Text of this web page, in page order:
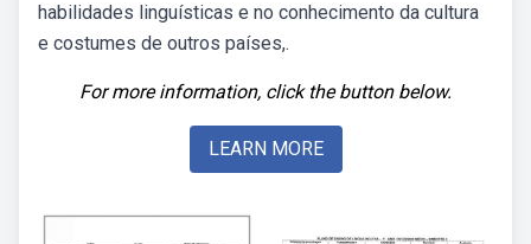
habilidades linguísticas e no conhecimento da cultura
e costumes de outros países,.
For more information, click the button below.
LEARN MORE